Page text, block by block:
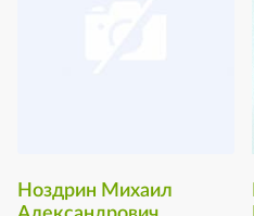
Ноздрин Михаил